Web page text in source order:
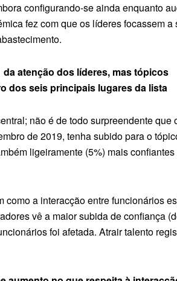
configurando-se ainda enquanto
fez com que os líderes focassem a
atenção dos líderes, mas tópicos
dos seis principais lugares da lista
não é de todo surpreendente que
de 2019, tenha subido para o
ligeiramente (5%) mais
a interacção entre funcionários
vê a maior subida de confiança
foi afetada. Atrair talento